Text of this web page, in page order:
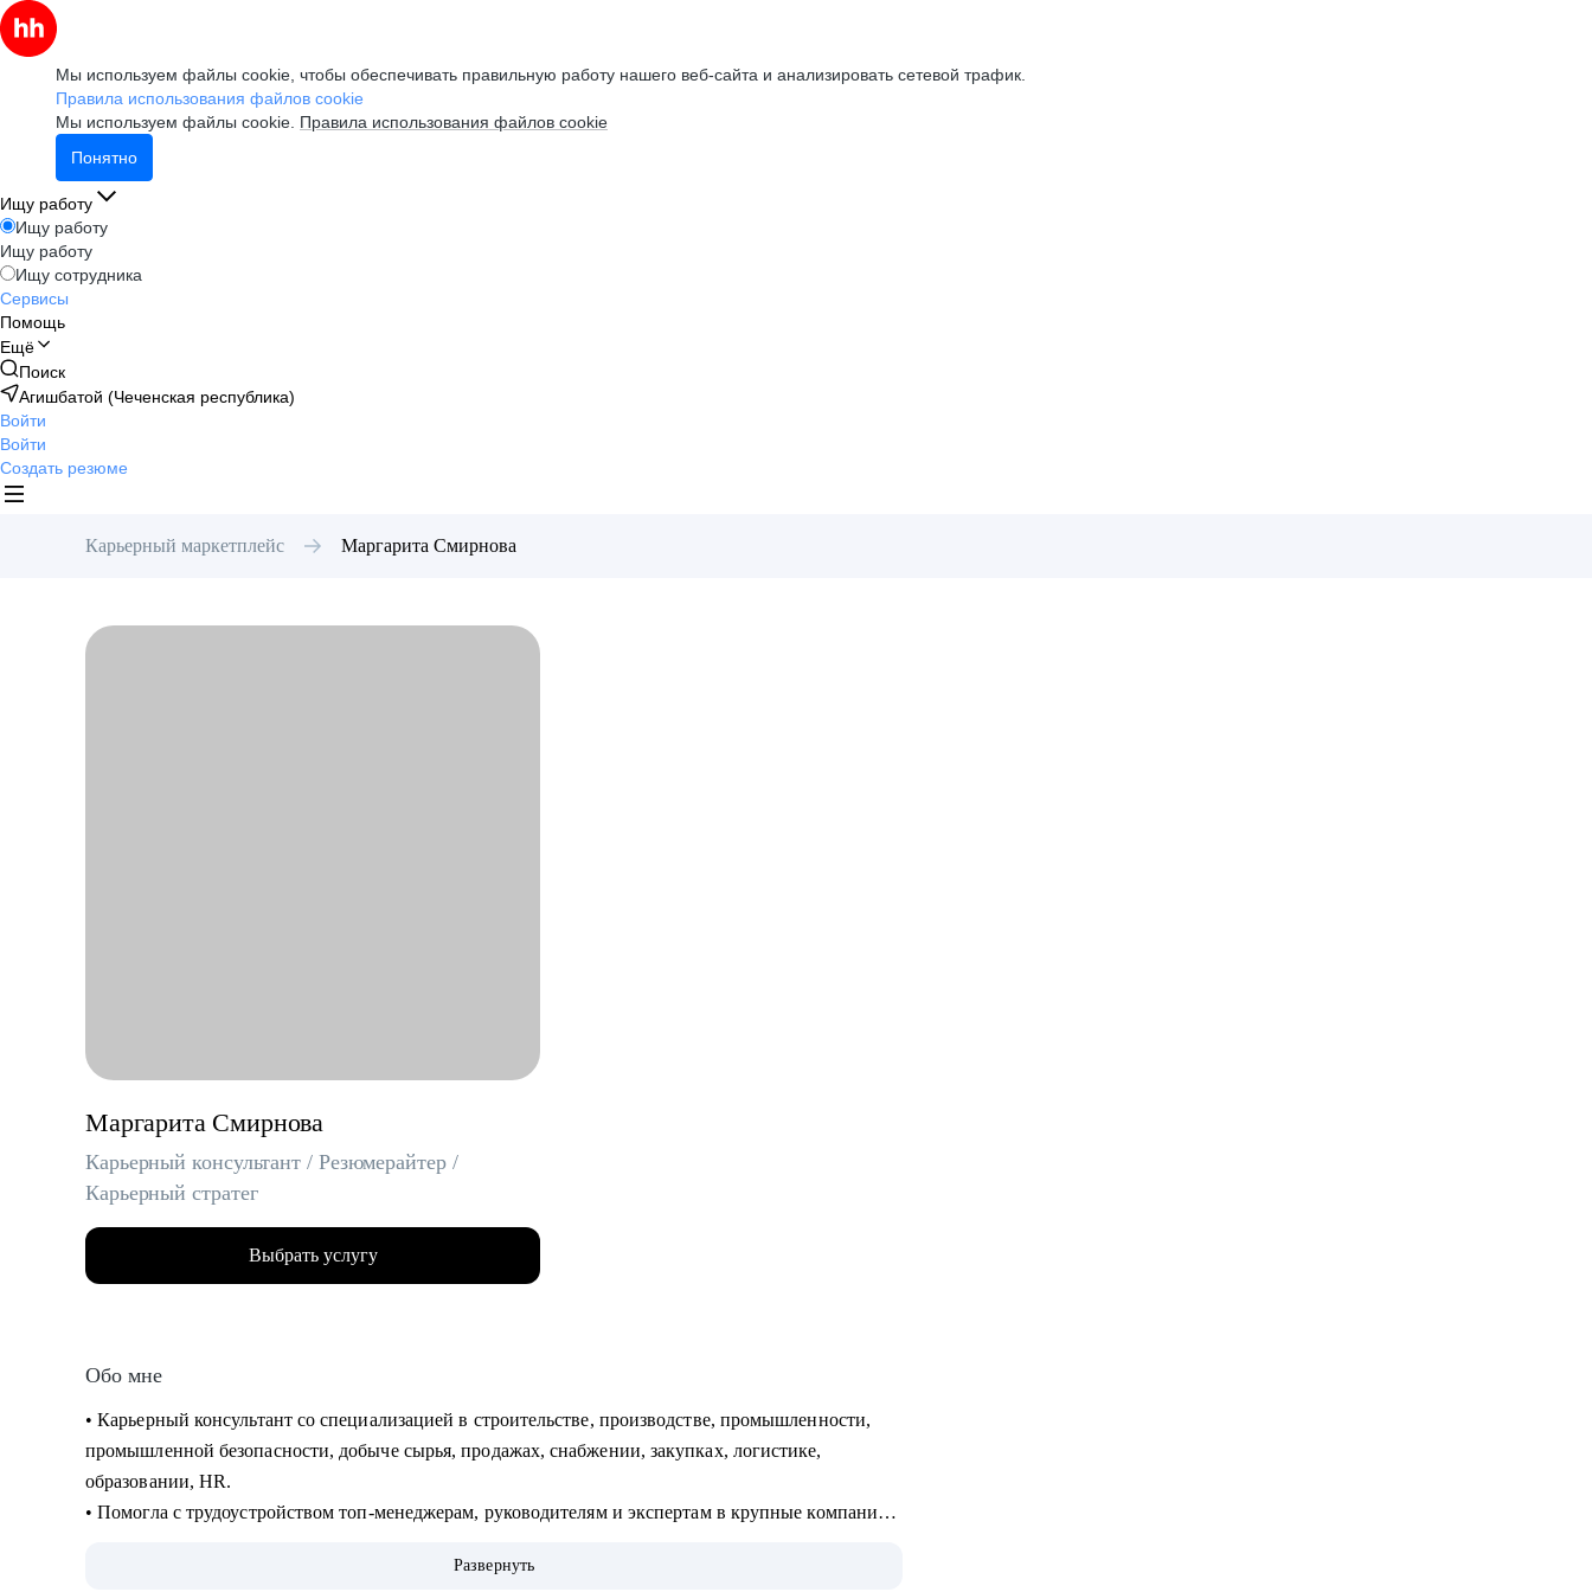
Мы используем файлы cookie, чтобы обеспечивать правильную работу нашего веб-сайта и анализировать сетевой трафик.
Правила использования файлов cookie
Мы используем файлы cookie. Правила использования файлов cookie
Понятно
Ищу работу
Ищу работу
Ищу работу
Ищу сотрудника
Сервисы
Помощь
Ещё
Поиск
Агишбатой (Чеченская республика)
Войти
Войти
Создать резюме
Карьерный маркетплейс Маргарита Смирнова
Маргарита Смирнова
Карьерный консультант / Резюмерайтер /
Карьерный стратег
Выбрать услугу
Обо мне
• Карьерный консультант со специализацией в строительстве, производстве, промышленности,
промышленной безопасности, добыче сырья, продажах, снабжении, закупках, логистике,
образовании, HR.
• Помогла с трудоустройством топ-менеджерам, руководителям и экспертам в крупные компании:
• 15 лет в HR и 8 лет в карьерном консультировании.
Развернуть